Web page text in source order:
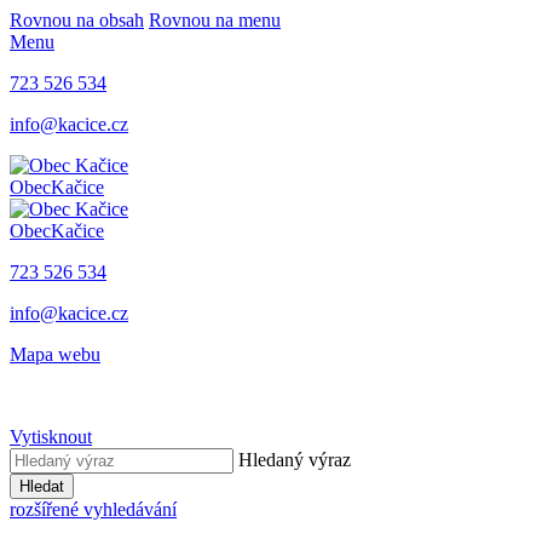
Rovnou na obsah Rovnou na menu
Menu
723 526 534
info@kacice.cz
ObecKačice
ObecKačice
723 526 534
info@kacice.cz
Mapa webu
Vytisknout
Hledaný výraz
Hledat
rozšířené vyhledávání